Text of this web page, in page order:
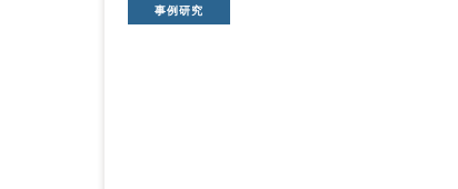
事例研究